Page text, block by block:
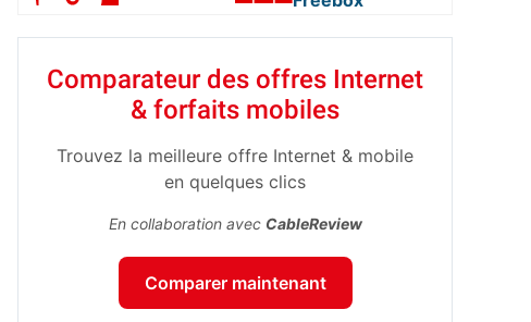
Comparateur des offres Internet
& forfaits mobiles
Trouvez la meilleure offre Internet & mobile
en quelques clics
En collaboration avec CableReview
Comparer maintenant